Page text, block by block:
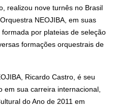
realizou nove turnês no Brasil
NEOJIBA, em suas
por plateias de seleção
formações orquestrais de
Ricardo Castro, é seu
em sua carreira internacional,
do Ano de 2011 em